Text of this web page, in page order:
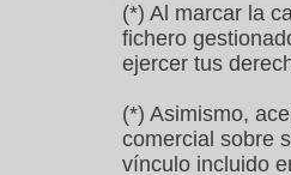
(*) Al marcar la
fichero
ejercer tus
(*) Asimismo,
comercial sobre
vínculo incluido